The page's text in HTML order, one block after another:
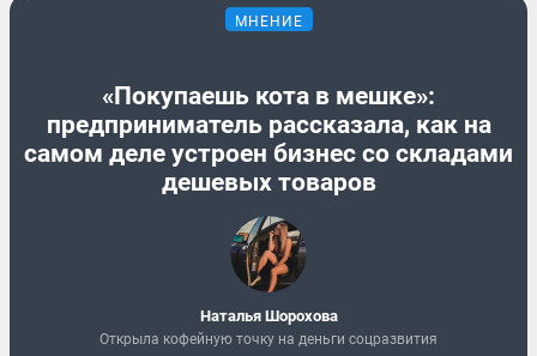
МНЕНИЕ
«Покупаешь кота в мешке»:
предприниматель рассказала, как на
самом деле устроен бизнес со складами
дешевых товаров
Наталья Шорохова
Открыла кофейную точку на деньги соцразвития